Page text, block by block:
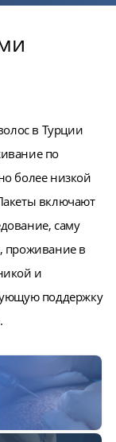
в Турции
по
более низкой
включают
саму
проживание в
и
поддержку